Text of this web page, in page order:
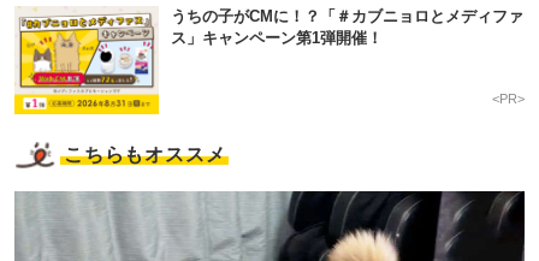
うちの子がCMに！？「＃カブニョロとメディファ
ス」キャンペーン第1弾開催！
<PR>
こちらもオススメ